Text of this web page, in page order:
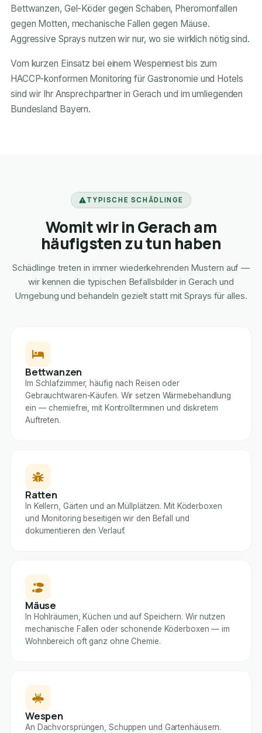
Bettwanzen, Gel-Köder gegen Schaben, Pheromonfallen
gegen Motten, mechanische Fallen gegen Mäuse.
Aggressive Sprays nutzen wir nur, wo sie wirklich nötig sind.
Vom kurzen Einsatz bei einem Wespennest bis zum
HACCP-konformen Monitoring für Gastronomie und Hotels
sind wir Ihr Ansprechpartner in Gerach und im umliegenden
Bundesland Bayern.
TYPISCHE SCHÄDLINGE
Womit wir in Gerach am
häufigsten zu tun haben
Schädlinge treten in immer wiederkehrenden Mustern auf —
wir kennen die typischen Befallsbilder in Gerach und
Umgebung und behandeln gezielt statt mit Sprays für alles.
Bettwanzen
Im Schlafzimmer, häufig nach Reisen oder
Gebrauchtwaren-Käufen. Wir setzen Wärmebehandlung
ein — chemiefrei, mit Kontrollterminen und diskretem
Auftreten.
Ratten
In Kellern, Gärten und an Müllplätzen. Mit Köderboxen
und Monitoring beseitigen wir den Befall und
dokumentieren den Verlauf.
Mäuse
In Hohlräumen, Küchen und auf Speichern. Wir nutzen
mechanische Fallen oder schonende Köderboxen — im
Wohnbereich oft ganz ohne Chemie.
Wespen
An Dachvorsprüngen, Schuppen und Gartenhäusern.